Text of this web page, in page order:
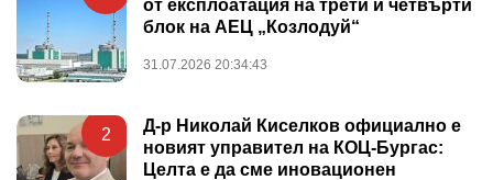
от експлоатация на трети и четвърти
блок на АЕЦ „Козлодуй“
31.07.2026 20:34:43
2
Д-р Николай Киселков официално е
новият управител на КОЦ-Бургас:
Целта е да сме иновационен